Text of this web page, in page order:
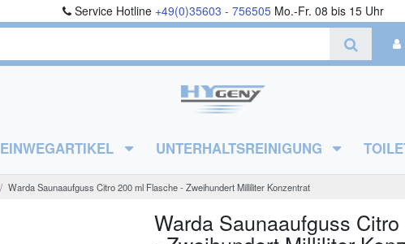
Service Hotline +49(0)35603 - 756505 Mo.-Fr. 08 bis 15 Uhr
EINWEGARTIKEL UNTERHALTSREINIGUNG
Warda Saunaaufguss Citro 200 ml Flasche - Zweihundert Milliliter Konzentrat
Warda Saunaaufguss